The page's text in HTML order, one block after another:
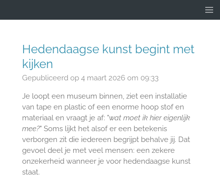
direct
hoofdinhoud
Hedendaagse kunst begint met
kijken
Gepubliceerd op 4 maart 2026 om 09:33
Je loopt een museum binnen, ziet een installatie
van tape en plastic of een enorme hoop stof en
materiaal en vraagt je af: "wat moet ik hier eigenlijk
mee?" Soms lijkt het alsof er een betekenis
verborgen zit die iedereen begrijpt behalve jij. Dat
gevoel deel je met veel mensen: een zekere
onzekerheid wanneer je voor hedendaagse kunst
staat.